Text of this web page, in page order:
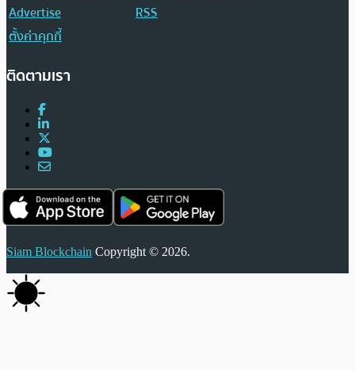
Advertise
RSS
ตั้งค่าคุกกี้
ติดตามเรา
Siam Blockchain Copyright © 2026.